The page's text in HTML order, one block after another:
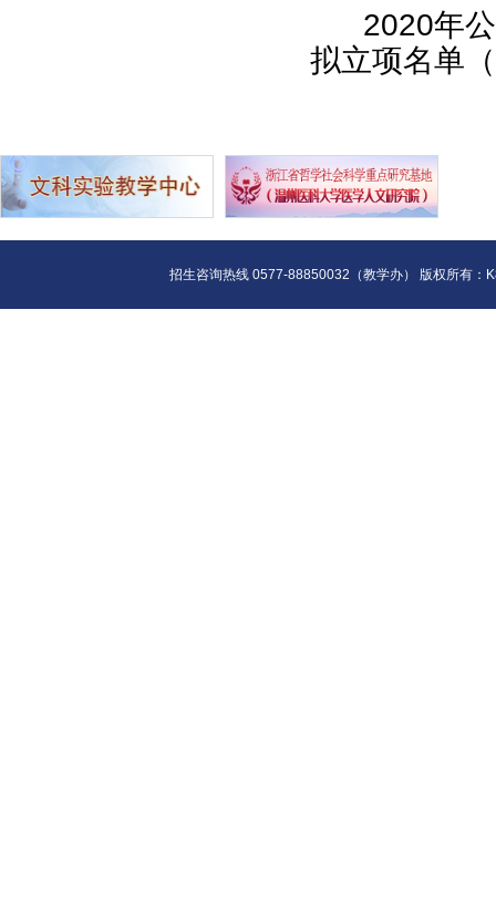
2020年
拟立项名单
招生咨询热线 0577-88850032（教学办） 版权所有